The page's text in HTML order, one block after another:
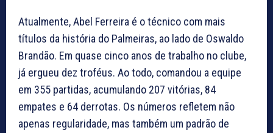
Atualmente, Abel Ferreira é o técnico com mais
títulos da história do Palmeiras, ao lado de Oswaldo
Brandão. Em quase cinco anos de trabalho no clube,
já ergueu dez troféus. Ao todo, comandou a equipe
em 355 partidas, acumulando 207 vitórias, 84
empates e 64 derrotas. Os números refletem não
apenas regularidade, mas também um padrão de